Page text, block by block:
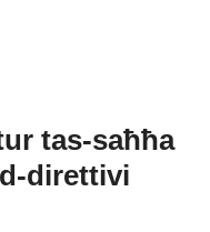
tas-saħħa
direttivi